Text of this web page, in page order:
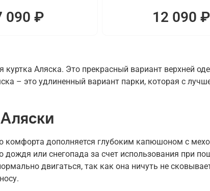
090 ₽ 12 090 ₽
Аляска. Это прекрасный вариант верхней
– это удлиненный вариант парки, которая с
дополняется глубоким капюшоном с
или снегопада за счет использования при
двигаться, так как она ничуть не